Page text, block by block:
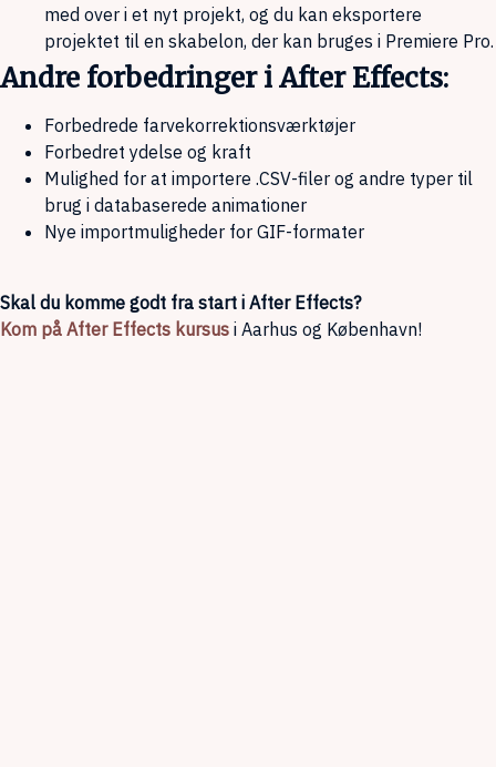
med over i et nyt projekt, og du kan eksportere
projektet til en skabelon, der kan bruges i Premiere Pro.
Andre forbedringer i After Effects:
Forbedrede farvekorrektionsværktøjer
Forbedret ydelse og kraft
Mulighed for at importere .CSV-filer og andre typer til
brug i databaserede animationer
Nye importmuligheder for GIF-formater
Skal du komme godt fra start i After Effects?
Kom på After Effects kursus i Aarhus og København!